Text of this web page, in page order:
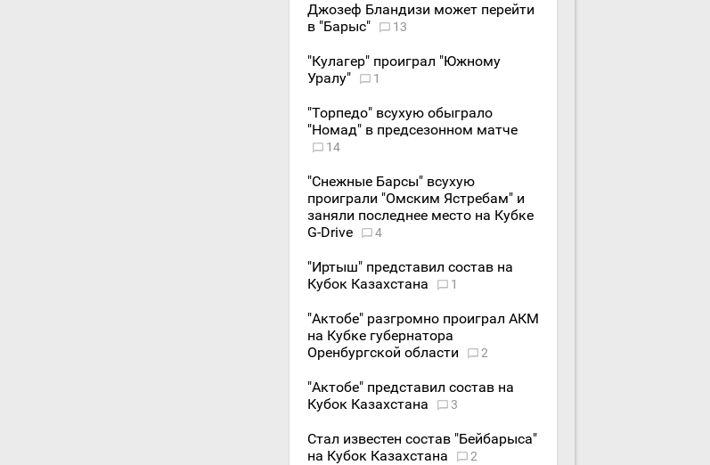
Джозеф Бландизи может перейти
в "Барыс"
13
"Кулагер" проиграл "Южному
Уралу"
1
"Торпедо" всухую обыграло
"Номад" в предсезонном матче
14
"Снежные Барсы" всухую
проиграли "Омским Ястребам" и
заняли последнее место на Кубке
G-Drive
4
"Иртыш" представил состав на
Кубок Казахстана
1
"Актобе" разгромно проиграл АКМ
на Кубке губернатора
Оренбургской области
2
"Актобе" представил состав на
Кубок Казахстана
3
Стал известен состав "Бейбарыса"
на Кубок Казахстана
2